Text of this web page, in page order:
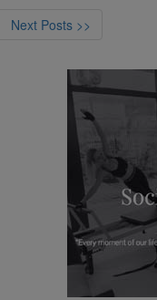
Next Posts >>